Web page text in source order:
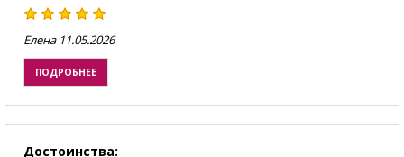
Елена 11.05.2026
ПОДРОБНЕЕ
Достоинства: